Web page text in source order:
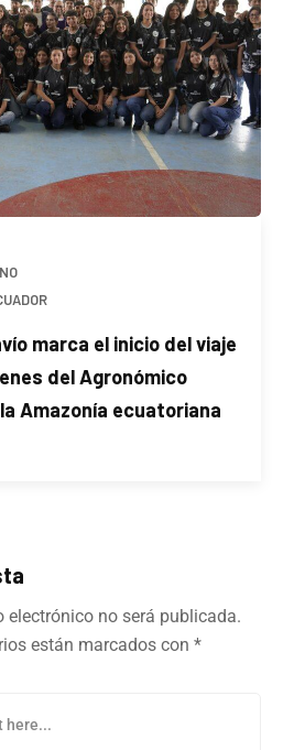
marca el inicio del viaje
del Agronómico
Amazonía ecuatoriana
electrónico no será publicada.
están marcados con *